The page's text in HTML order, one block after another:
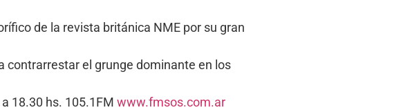
de la revista británica NME por su gran
contrarrestar el grunge dominante en los
18.30 hs. 105.1FM www.fmsos.com.ar